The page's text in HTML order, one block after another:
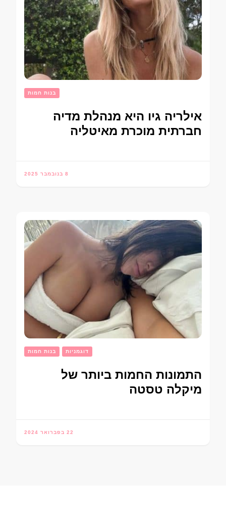
בנות חמות
אילריה גיו היא מנהלת מדיה
חברתית מוכרת מאיטליה
8 בנובמבר 2025
בנות חמות דוגמניות
התמונות החמות ביותר של
מיקלה טסטה
22 בפברואר 2024